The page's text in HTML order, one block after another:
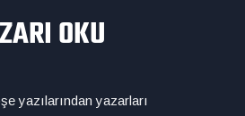
yazılarından yazarları